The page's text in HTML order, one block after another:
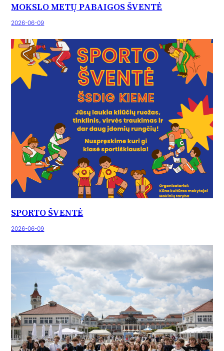
MOKSLO METŲ PABAIGOS ŠVENTĖ
2026-06-09
SPORTO ŠVENTĖ
2026-06-09